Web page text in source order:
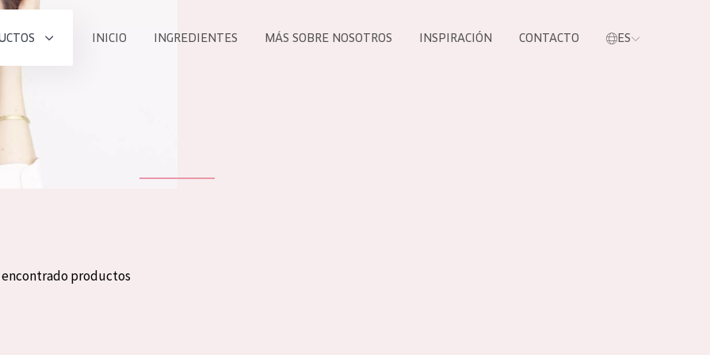
INICIO INGREDIENTES MÁS SOBRE NOSOTROS INSPIRACIÓN CONTACTO ES
encontrado productos